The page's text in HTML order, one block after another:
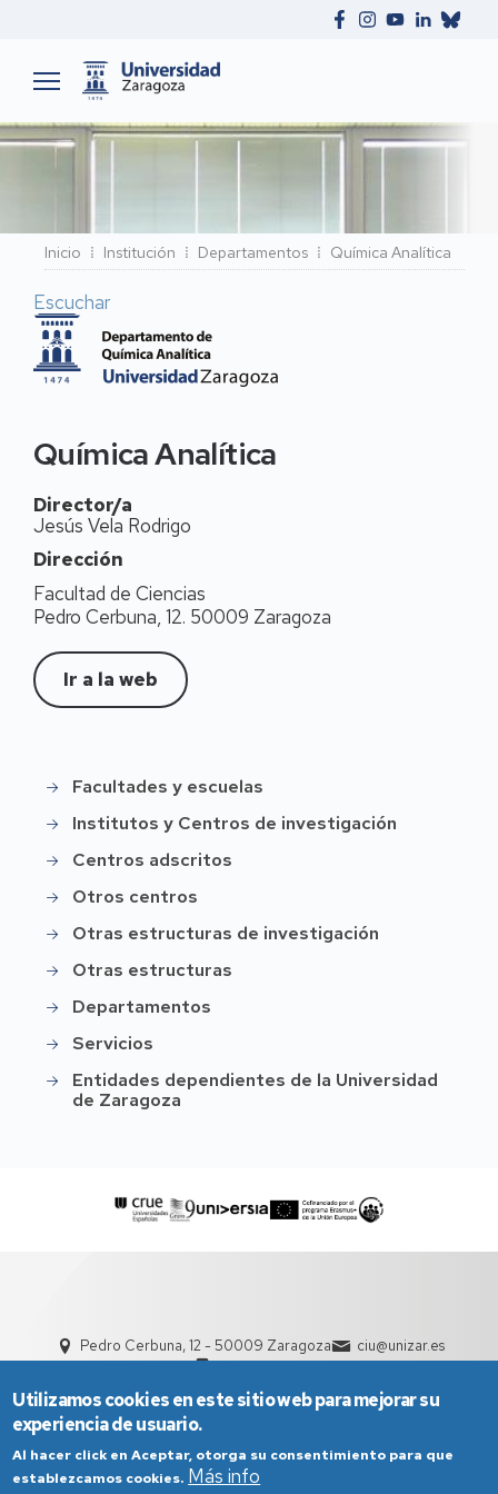
Ruta
de
navegación
Inicio Institución Departamentos Química Analítica
Escuchar
Química Analítica
Director/a
Jesús Vela Rodrigo
Dirección
Facultad de Ciencias
Pedro Cerbuna, 12. 50009 Zaragoza
Ir a la web
Instittución
Facultades y escuelas
Institutos y Centros de investigación
Centros adscritos
Otros centros
Otras estructuras de investigación
Otras estructuras
Departamentos
Servicios
Entidades dependientes de la Universidad
de Zaragoza
Pedro Cerbuna, 12 - 50009 Zaragoza
ciu@unizar.es
Utilizamos cookies en este sitio web para mejorar su
experiencia de usuario.
Al hacer click en Aceptar, otorga su consentimiento para que
establezcamos cookies. Más info